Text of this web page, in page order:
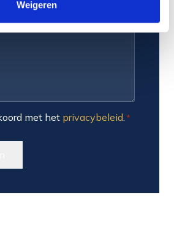
Weigeren
met het privacybeleid *